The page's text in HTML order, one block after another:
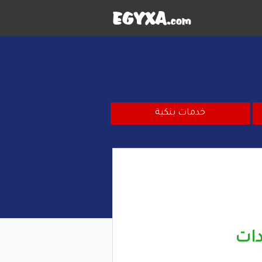
خدمات بنكية